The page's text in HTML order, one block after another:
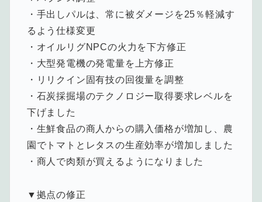
・手出しパルは、常に被ダメージを25％軽減す
るよう仕様変更
・オイルリグNPCの火力を下方修正
・大型発電機の発電量を上方修正
・リリクイン固有技の回復量を調整
・石炭採掘場のテクノロジー取得要求レベルを
下げました
・生鮮食品の商人からの購入価格が増加し、農
園でトマトとレタスの生産効率が増加しました
・商人で肉類が買えるようになりました
▼拠点の修正